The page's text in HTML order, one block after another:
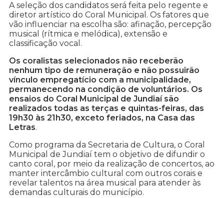
A seleção dos candidatos será feita pelo regente e
diretor artístico do Coral Municipal. Os fatores que
vão influenciar na escolha são: afinação, percepção
musical (rítmica e melódica), extensão e
classificação vocal.
Os coralistas selecionados não receberão
nenhum tipo de remuneração e não possuirão
vínculo empregatício com a municipalidade,
permanecendo na condição de voluntários. Os
ensaios do Coral Municipal de Jundiaí são
realizados todas as terças e quintas-feiras, das
19h30 às 21h30, exceto feriados, na Casa das
Letras.
Como programa da Secretaria de Cultura, o Coral
Municipal de Jundiaí tem o objetivo de difundir o
canto coral, por meio da realização de concertos, ao
manter intercâmbio cultural com outros corais e
revelar talentos na área musical para atender às
demandas culturais do município.